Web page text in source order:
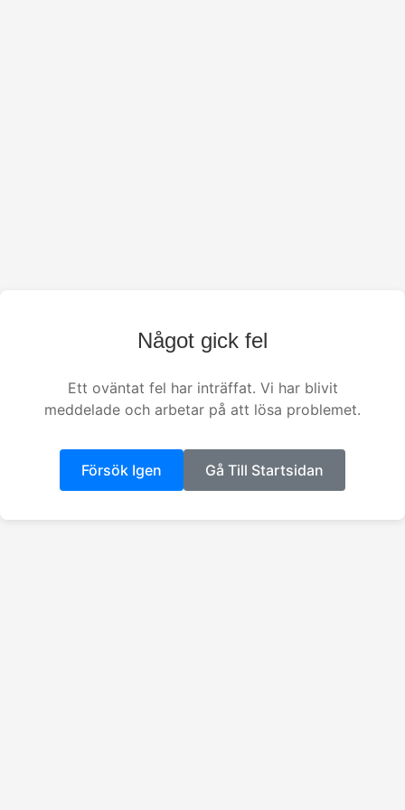
Något gick fel
Ett oväntat fel har inträffat. Vi har blivit
meddelade och arbetar på att lösa problemet.
Försök Igen Gå Till Startsidan